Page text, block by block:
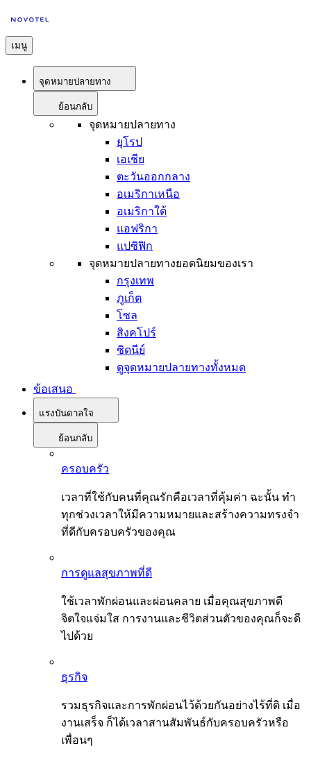
เมนู
จุดหมายปลายทาง
ย้อนกลับ
จุดหมายปลายทาง
ยุโรป
เอเชีย
ตะวันออกกลาง
อเมริกาเหนือ
อเมริกาใต้
แอฟริกา
แปซิฟิก
จุดหมายปลายทางยอดนิยมของเรา
กรุงเทพ
ภูเก็ต
โซล
สิงคโปร์
ซิดนีย์
ดูจุดหมายปลายทางทั้งหมด
ข้อเสนอ
แรงบันดาลใจ
ย้อนกลับ
ครอบครัว
เวลาที่ใช้กับคนที่คุณรักคือเวลาที่คุ้มค่า ฉะนั้น ทำ
ทุกช่วงเวลาให้มีความหมายและสร้างความทรงจำ
ที่ดีกับครอบครัวของคุณ
การดูแลสุขภาพที่ดี
ใช้เวลาพักผ่อนและผ่อนคลาย เมื่อคุณสุขภาพดี
จิตใจแจ่มใส การงานและชีวิตส่วนตัวของคุณก็จะดี
ไปด้วย
ธุรกิจ
รวมธุรกิจและการพักผ่อนไว้ด้วยกันอย่างไร้ที่ติ เมื่อ
งานเสร็จ ก็ได้เวลาสานสัมพันธ์กับครอบครัวหรือ
เพื่อนๆ